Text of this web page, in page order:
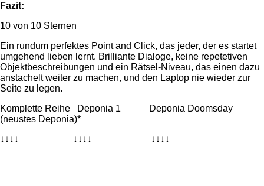
Fazit:
10 von 10 Sternen
Ein rundum perfektes Point and Click, das jeder, der es startet
umgehend lieben lernt. Brilliante Dialoge, keine repetetiven
Objektbeschreibungen und ein Rätsel-Niveau, das einen dazu
anstachelt weiter zu machen, und den Laptop nie wieder zur
Seite zu legen.
Komplette Reihe Deponia 1 Deponia Doomsday
(neustes Deponia)*
↓↓↓↓ ↓↓↓↓ ↓↓↓↓